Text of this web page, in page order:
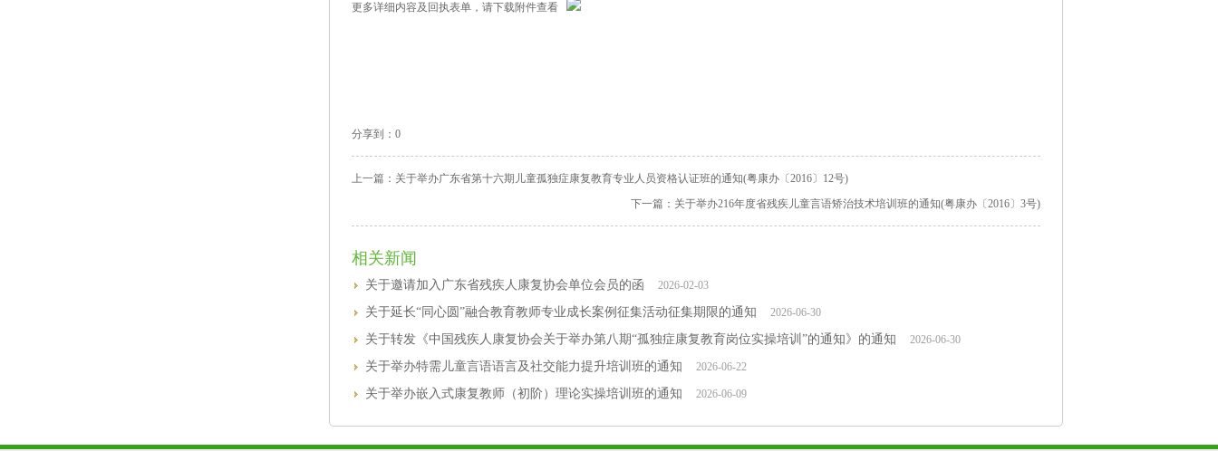
更多详细内容及回执表单，请下载附件查看
分享到：0
上一篇： 关于举办广东省第十六期儿童孤独症康复教育专业人员资格认证班的通知(粤康办〔2016〕12号)
下一篇： 关于举办216年度省残疾儿童言语矫治技术培训班的通知(粤康办〔2016〕3号)
相关新闻
关于邀请加入广东省残疾人康复协会单位会员的函 2026-02-03
关于延长“同心圆”融合教育教师专业成长案例征集活动征集期限的通知 2026-06-30
关于转发《中国残疾人康复协会关于举办第八期“孤独症康复教育岗位实操培训”的通知》的通知 2026-06-30
关于举办特需儿童言语语言及社交能力提升培训班的通知 2026-06-22
关于举办嵌入式康复教师（初阶）理论实操培训班的通知 2026-06-09